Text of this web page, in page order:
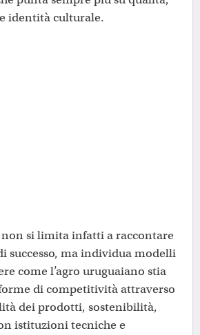
identità culturale.
si limita infatti a raccontare
successo, ma individua modelli
come l’agro uruguaiano stia
di competitività attraverso
dei prodotti, sostenibilità,
istituzioni tecniche e